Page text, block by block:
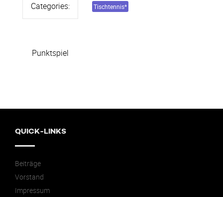
Categories: Tischtennis*
Punktspiel
QUICK-LINKS
Beiträge
Vorstand
Impressum